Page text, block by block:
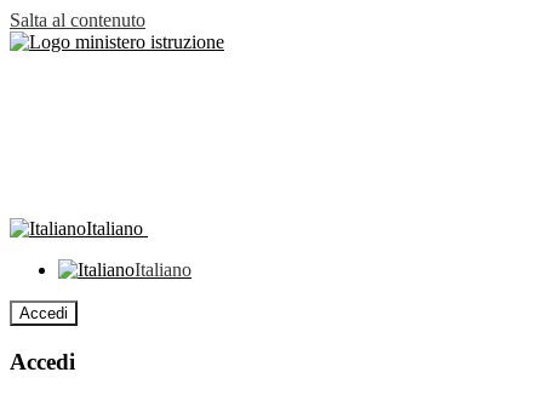
Salta al contenuto
Italiano
Italiano
Accedi
Accedi